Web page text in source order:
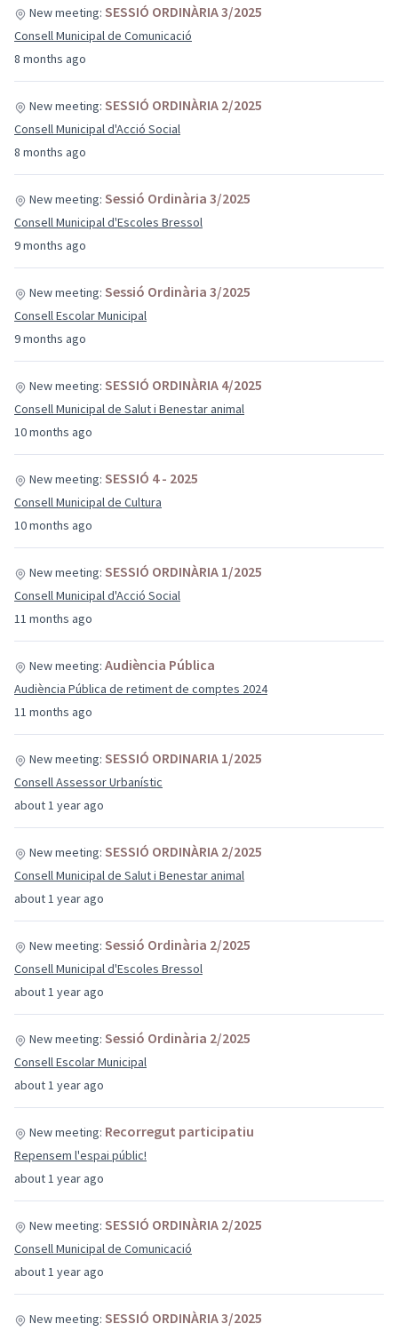
8 months ago
New meeting: SESSIÓ ORDINÀRIA 3/2025
Consell Municipal de Comunicació
8 months ago
New meeting: SESSIÓ ORDINÀRIA 2/2025
Consell Municipal d'Acció Social
9 months ago
New meeting: Sessió Ordinària 3/2025
Consell Municipal d'Escoles Bressol
9 months ago
New meeting: Sessió Ordinària 3/2025
Consell Escolar Municipal
10 months ago
New meeting: SESSIÓ ORDINÀRIA 4/2025
Consell Municipal de Salut i Benestar animal
10 months ago
New meeting: SESSIÓ 4 - 2025
Consell Municipal de Cultura
11 months ago
New meeting: SESSIÓ ORDINÀRIA 1/2025
Consell Municipal d'Acció Social
11 months ago
New meeting: Audiència Pública
Audiència Pública de retiment de comptes 2024
about 1 year ago
New meeting: SESSIÓ ORDINARIA 1/2025
Consell Assessor Urbanístic
about 1 year ago
New meeting: SESSIÓ ORDINÀRIA 2/2025
Consell Municipal de Salut i Benestar animal
about 1 year ago
New meeting: Sessió Ordinària 2/2025
Consell Municipal d'Escoles Bressol
about 1 year ago
New meeting: Sessió Ordinària 2/2025
Consell Escolar Municipal
about 1 year ago
New meeting: Recorregut participatiu
Repensem l'espai públic!
about 1 year ago
New meeting: SESSIÓ ORDINÀRIA 2/2025
Consell Municipal de Comunicació
New meeting: SESSIÓ ORDINÀRIA 3/2025